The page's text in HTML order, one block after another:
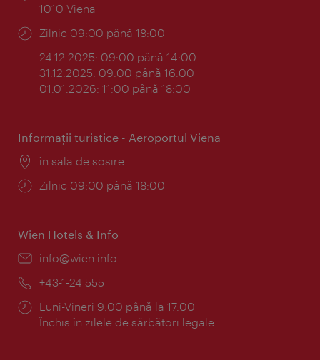
1010 Viena
Program:
Zilnic 09:00 până 18:00
24.12.2025: 09:00 până 14:00
31.12.2025: 09:00 până 16:00
01.01.2026: 11:00 până 18:00
Informaţii turistice - Aeroportul Viena
Locul:
în sala de sosire
Program:
Zilnic 09:00 până 18:00
Wien Hotels & Info
E-
info@wien.info
Telefon:
+43-1-24 555
Program:
Luni-Vineri 9:00 până la 17:00
Închis în zilele de sărbători legale